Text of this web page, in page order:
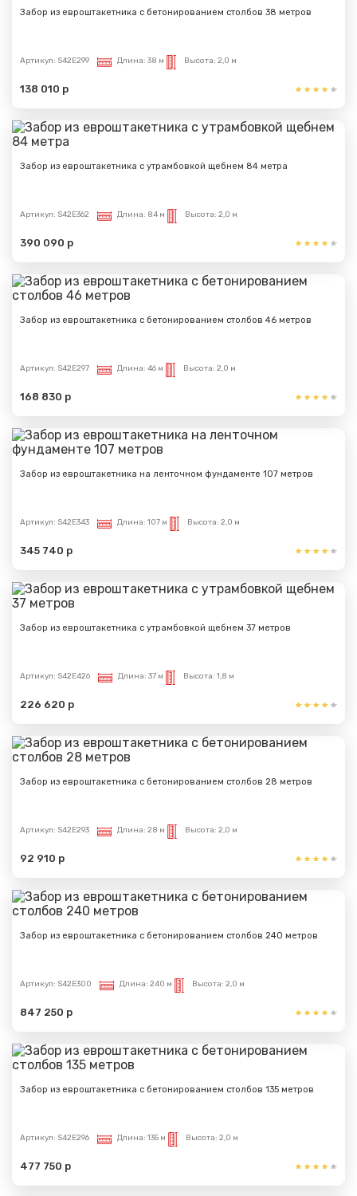
Забор из евроштакетника с бетонированием столбов 38 метров
Артикул: S42E299 Длина: 38 м Высота: 2,0 м
138 010 р
Забор из евроштакетника с утрамбовкой щебнем 84 метра
Артикул: S42E362 Длина: 84 м Высота: 2,0 м
390 090 р
Забор из евроштакетника с бетонированием столбов 46 метров
Артикул: S42E297 Длина: 46 м Высота: 2,0 м
168 830 р
Забор из евроштакетника на ленточном фундаменте 107 метров
Артикул: S42E343 Длина: 107 м Высота: 2,0 м
345 740 р
Забор из евроштакетника с утрамбовкой щебнем 37 метров
Артикул: S42E426 Длина: 37 м Высота: 1,8 м
226 620 р
Забор из евроштакетника с бетонированием столбов 28 метров
Артикул: S42E293 Длина: 28 м Высота: 2,0 м
92 910 р
Забор из евроштакетника с бетонированием столбов 240 метров
Артикул: S42E300 Длина: 240 м Высота: 2,0 м
847 250 р
Забор из евроштакетника с бетонированием столбов 135 метров
Артикул: S42E296 Длина: 135 м Высота: 2,0 м
477 750 р